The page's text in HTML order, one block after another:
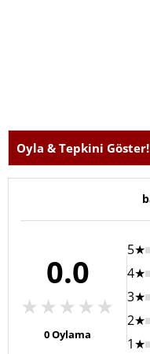
Oyla & Tepkini Göster!
0.0
★★★★★
0Oylama
5★
4★
3★
2★
1★